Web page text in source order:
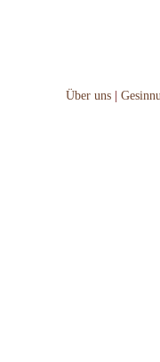
Über uns